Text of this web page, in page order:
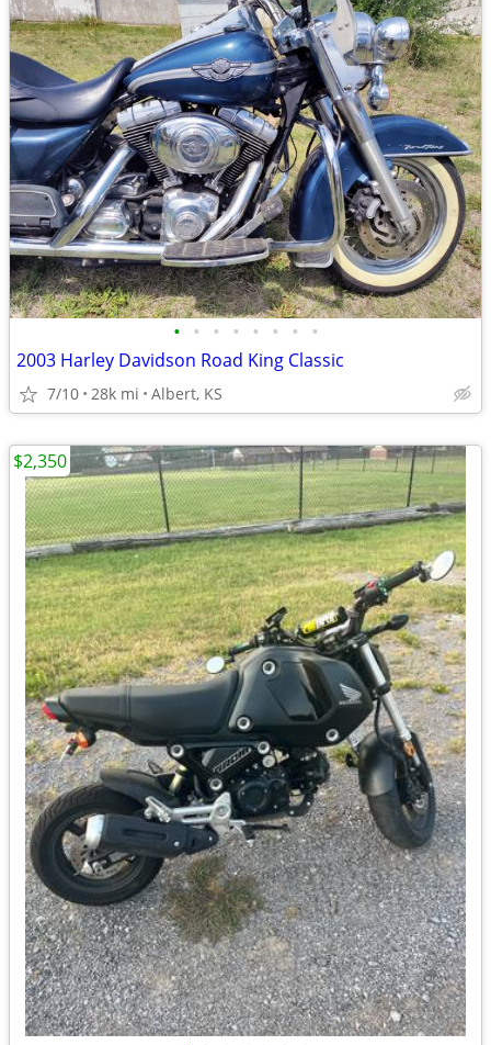
• • • • • • • •
2003 Harley Davidson Road King Classic
7/10 28k mi Albert, KS
$2,350